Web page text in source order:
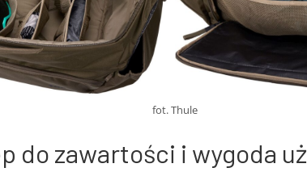
fot. Thule
do zawartości i wygoda